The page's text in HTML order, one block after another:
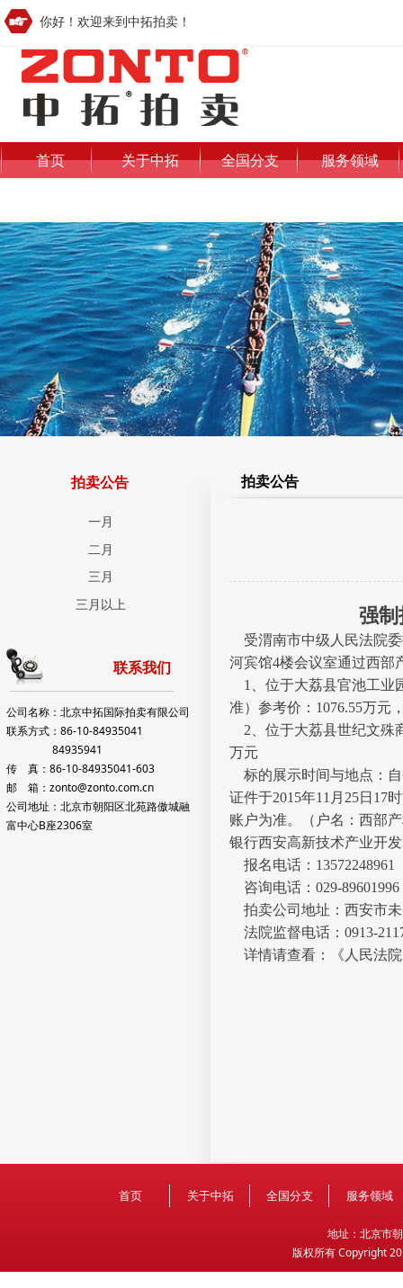
你好！欢迎来到中拓拍卖！
首页 关于中拓 全国分支 服务领域
联系我们
公司名称：北京中拓国际拍卖有限公司
联系方式：86-10-84935041
84935941
传 真：86-10-84935041-603
邮 箱：zonto@zonto.com.cn
公司地址：北京市朝阳区北苑路傲城融
富中心B座2306室
拍卖公告
强制拍
受渭南市中级人民法院委
河宾馆4楼会议室通过西部
1、位于大荔县官池工业
准）参考价：1076.55万元
2、位于大荔县世纪文殊
万元
标的展示时间与地点：自
证件于2015年11月25日17
账户为准。（户名：西部
银行西安高新技术产业开
报名电话：
咨询电话：029-89601996
拍卖公司地址：西安市
法院监督电话：0913-
详情请查看：《人民法
拍卖公告
一月
二月
三月
三月以上
首页 关于中拓 全国分支 服务领域
地址：北京市
版权所有 Copyright